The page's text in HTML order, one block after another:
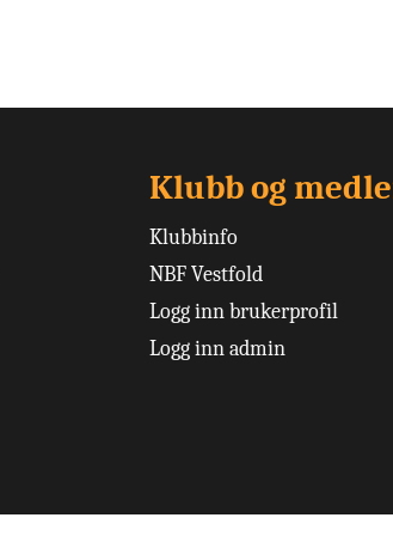
Klubb og
Klubbinfo
NBF Vestfold
Logg inn brukerprofil
Logg inn admin